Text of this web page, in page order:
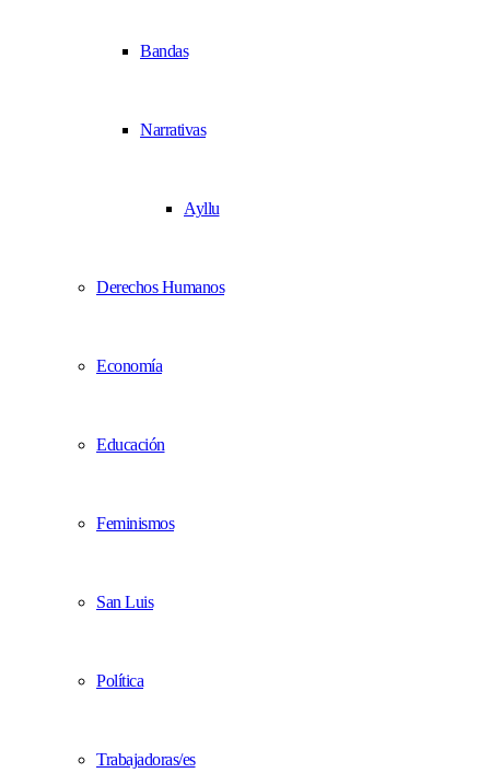
Bandas
Narrativas
Ayllu
Derechos Humanos
Economía
Educación
Feminismos
San Luis
Política
Trabajadoras/es